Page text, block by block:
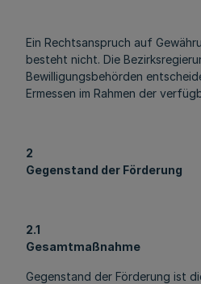
Ein Rechtsanspruch auf
besteht nicht. Die
Bewilligungsbehörden
Ermessen im Rahmen der
2
Gegenstand der Förderung
2.1
Gesamtmaßnahme
Gegenstand der Förderung ist